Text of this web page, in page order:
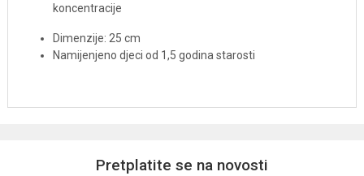
koncentracije
Dimenzije: 25 cm
Namijenjeno djeci od 1,5 godina starosti
Pretplatite se na novosti